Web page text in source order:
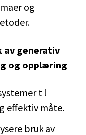
og
av generativ
og opplæring
til
effektiv måte.
bruk av